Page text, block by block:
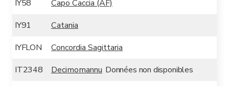
IY58
Capo Caccia (AF)
IY91
Catania
IYFLON
Concordia Sagittaria
IT2348
Decimomannu Données non disponibles